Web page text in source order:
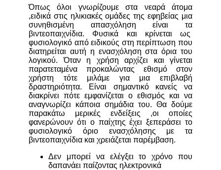
Όπως όλοι γνωρίζουμε στα νεαρά άτομα
,ειδικά στις ηλικιακές ομάδες της εφηβείας μια
συνηθισμένη απασχόληση είναι τα
βιντεοπαιχνίδια. Φυσικά και κρίνεται ως
φυσιολογικό από ειδικούς στη περίπτωση που
διατηρείται αυτή η ενασχόληση στα όρια του
λογικού. Όταν η χρήση αρχίζει και γίνεται
παρατεταμένα προκαλώντας εθισμό στον
χρήστη τότε μιλάμε για μια επιβλαβή
δραστηριότητα. Είναι σημαντικό κανείς να
διακρίνει πότε εμφανίζεται ο εθισμός και να
αναγνωρίζει κάποια σημάδια του. Θα δούμε
παρακάτω μερικές ενδείξεις ,οι οποίες
φανερώνουν ότι ο παίχτης έχει ξεπεράσει το
φυσιολογικό όριο ενασχόλησης με τα
βιντεοπαιχνίδια και χρειάζεται παρέμβαση.
Δεν μπορεί να ελέγξει το χρόνο που
δαπανάει παίζοντας ηλεκτρονικά